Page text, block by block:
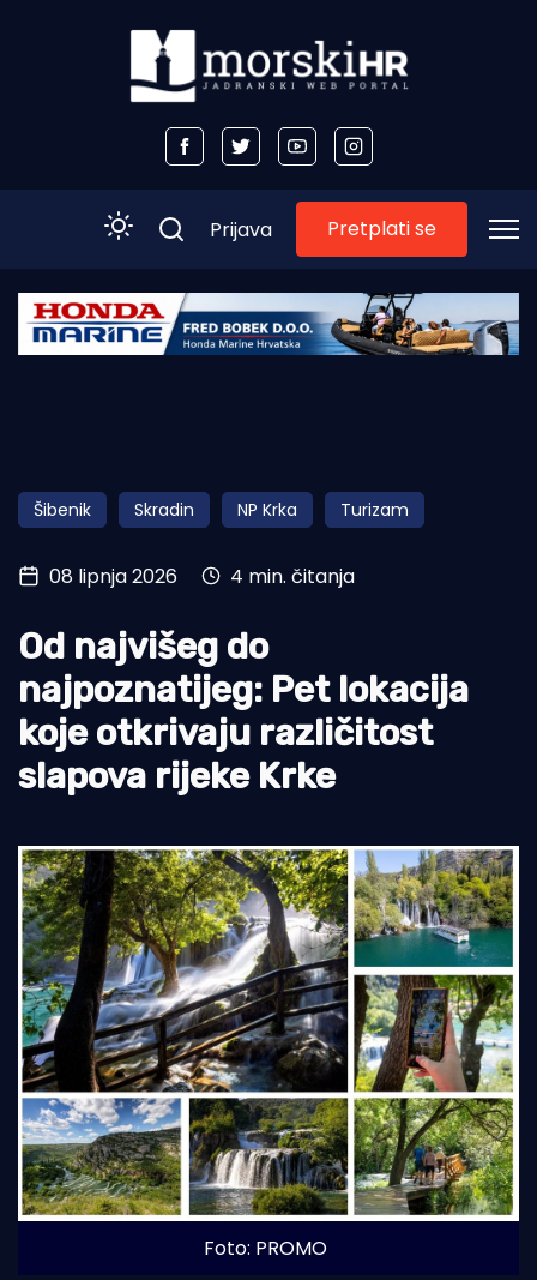
Početna
Obala
Otoci
Turizam i nautika
Pomorstvo
Ribolov
Ekologija
Tradicija i kultura
Prijava Pretplati se
Šibenik Skradin NP Krka Turizam
08 lipnja 2026 4 min. čitanja
Od najvišeg do
najpoznatijeg: Pet lokacija
koje otkrivaju različitost
slapova rijeke Krke
Foto: PROMO